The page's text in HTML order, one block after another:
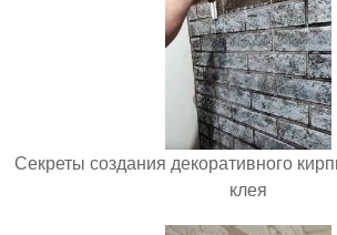
Секреты создания декоративного
клея